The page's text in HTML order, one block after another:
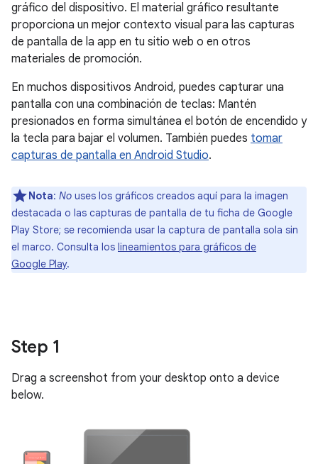
gráfico del dispositivo. El material gráfico resultante
proporciona un mejor contexto visual para las capturas
de pantalla de la app en tu sitio web o en otros
materiales de promoción.
En muchos dispositivos Android, puedes capturar una
pantalla con una combinación de teclas: Mantén
presionados en forma simultánea el botón de encendido y
la tecla para bajar el volumen. También puedes tomar
capturas de pantalla en Android Studio.
Nota: No uses los gráficos creados aquí para la imagen
destacada o las capturas de pantalla de tu ficha de Google
Play Store; se recomienda usar la captura de pantalla sola sin
el marco. Consulta los lineamientos para gráficos de
Google Play.